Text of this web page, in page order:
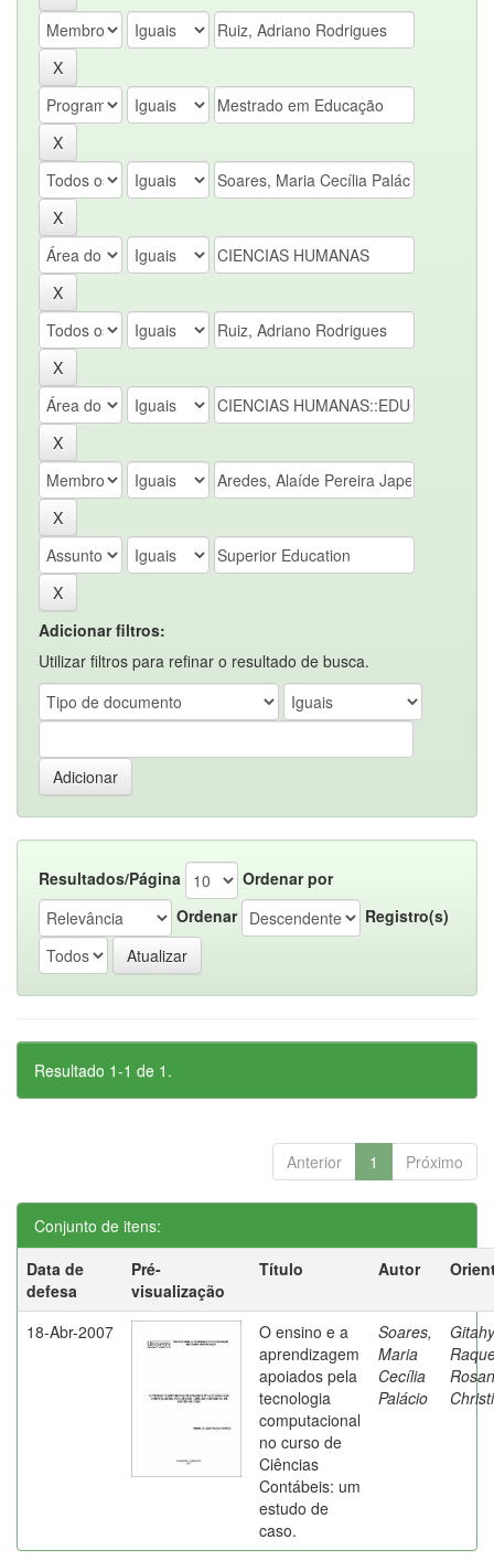
Adicionar filtros:
Utilizar filtros para refinar o resultado de busca.
Resultados/Página
Ordenar por
Ordenar
Registro(s)
Resultado 1-1 de 1.
Anterior 1 Próximo
Conjunto de itens:
Data de
defesa
Pré-
visualização
Título Autor
18-Abr-2007
O ensino e a
aprendizagem
apoiados pela
tecnologia
computacional
no curso de
Ciências
Contábeis: um
estudo de
caso.
Soares,
Maria
Cecília
Palácio
Rosan